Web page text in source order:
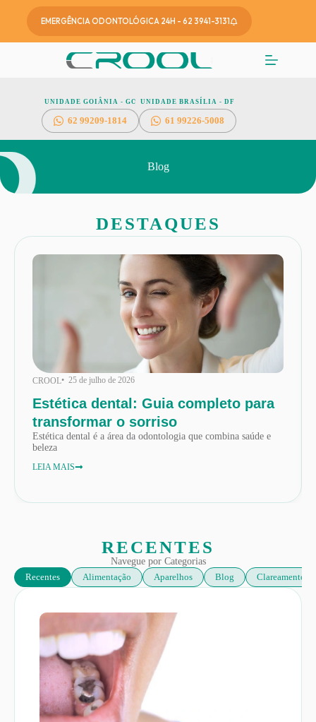
EMERGÊNCIA ODONTOLÓGICA 24H - 62 3941-3131
UNIDADE GOIÂNIA - GO
6299209-1814
UNIDADE BRASÍLIA - DF
61 99226-5008
Blog
DESTAQUES
CROOL• 25 de julho de 2026
Estética dental: Guia completo para
transformar o sorriso
Estética dental é a área da odontologia que combina saúde e
beleza
LEIA MAIS
RECENTES
Navegue por Categorias
Alimentação
Aparelhos Blog Clareamento
Recentes